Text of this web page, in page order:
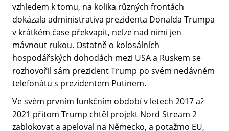
vzhledem k tomu, na kolika různých frontách
dokázala administrativa prezidenta Donalda Trumpa
v krátkém čase překvapit, nelze nad nimi jen
mávnout rukou. Ostatně o kolosálních
hospodářských dohodách mezi USA a Ruskem se
rozhovořil sám prezident Trump po svém nedávném
telefonátu s prezidentem Putinem.
Ve svém prvním funkčním období v letech 2017 až
2021 přitom Trump chtěl projekt Nord Stream 2
zablokovat a apeloval na Německo, a potažmo EU,